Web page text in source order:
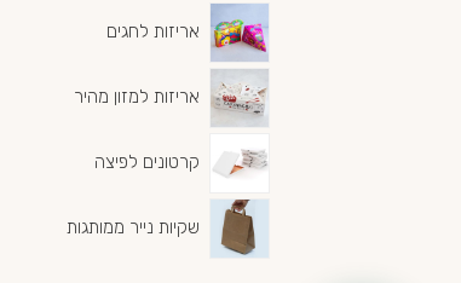
אריזות לחגים
אריזות למזון מהיר
קרטונים לפיצה
שקיות נייר ממותגות